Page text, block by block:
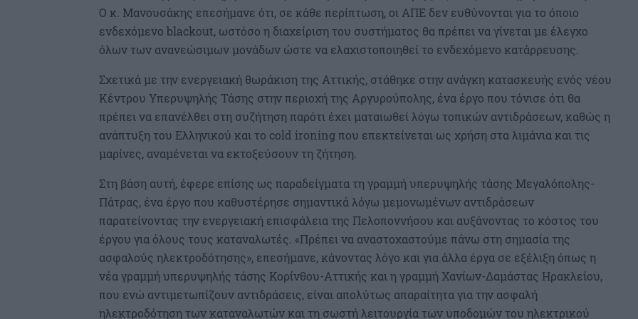
Ο κ. Μανουσάκης επεσήμανε ότι, σε κάθε περίπτωση, οι ΑΠΕ δεν ευθύνονται για το όποιο
ενδεχόμενο blackout, ωστόσο η διαχείριση του συστήματος θα πρέπει να γίνεται με έλεγχο
όλων των ανανεώσιμων μονάδων ώστε να ελαχιστοποιηθεί το ενδεχόμενο κατάρρευσης.
Σχετικά με την ενεργειακή θωράκιση της Αττικής, στάθηκε στην ανάγκη κατασκευής ενός νέου
Κέντρου Υπερυψηλής Τάσης στην περιοχή της Αργυρούπολης, ένα έργο που τόνισε ότι θα
πρέπει να επανέλθει στη συζήτηση παρότι έχει ματαιωθεί λόγω τοπικών αντιδράσεων, καθώς η
ανάπτυξη του Ελληνικού και το cold ironing που επεκτείνεται ως χρήση στα λιμάνια και τις
μαρίνες, αναμένεται να εκτοξεύσουν τη ζήτηση.
Στη βάση αυτή, έφερε επίσης ως παραδείγματα τη γραμμή υπερυψηλής τάσης Μεγαλόπολης-
Πάτρας, ένα έργο που καθυστέρησε σημαντικά λόγω μεμονωμένων αντιδράσεων
παρατείνοντας την ενεργειακή επισφάλεια της Πελοποννήσου και αυξάνοντας το κόστος του
έργου για όλους τους καταναλωτές. «Πρέπει να αναστοχαστούμε πάνω στη σημασία της
ασφαλούς ηλεκτροδότησης», επεσήμανε, κάνοντας λόγο και για άλλα έργα σε εξέλιξη όπως η
νέα γραμμή υπερυψηλής τάσης Κορίνθου-Αττικής και η γραμμή Χανίων-Δαμάστας Ηρακλείου,
που ενώ αντιμετωπίζουν αντιδράσεις, είναι απολύτως απαραίτητα για την ασφαλή
ηλεκτροδότηση των καταναλωτών και τη σωστή λειτουργία των υποδομών του ηλεκτρικού